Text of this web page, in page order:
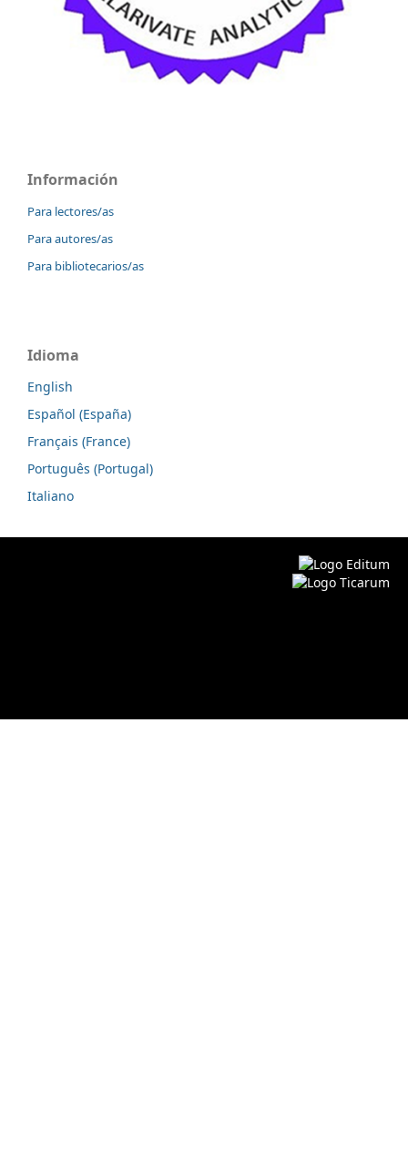
Información
Para lectores/as
Para autores/as
Para bibliotecarios/as
Idioma
English
Español (España)
Français (France)
Português (Portugal)
Italiano